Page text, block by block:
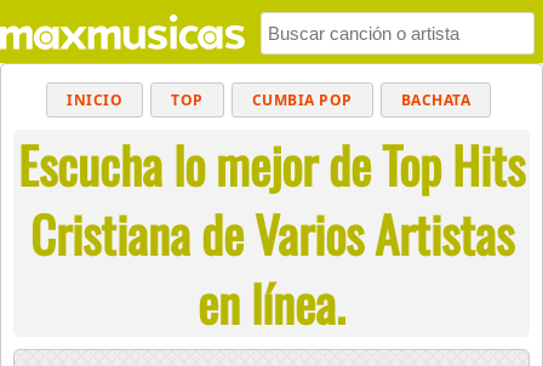
INICIO TOP CUMBIA POP BACHATA
MUSICA CRISTIANA REGGAETON
BALADAS ALTERNATIVO ELECTRÓNICA
CUMBIAS
Escucha lo mejor de Top Hits
Cristiana de Varios Artistas
en línea.